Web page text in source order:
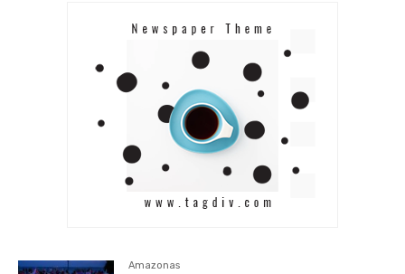
Amazonas